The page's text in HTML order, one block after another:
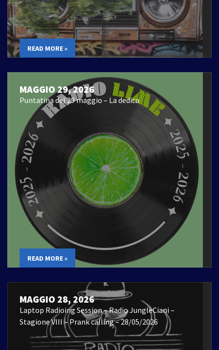
READ MORE »
MAGGIO 29, 2026
Puntatina del 29 maggio – La dedica
READ MORE »
MAGGIO 28, 2026
Laptop Radioing Session – Radio JungleCiani –
Stagione VIII – Prank calling – 28/05/2026